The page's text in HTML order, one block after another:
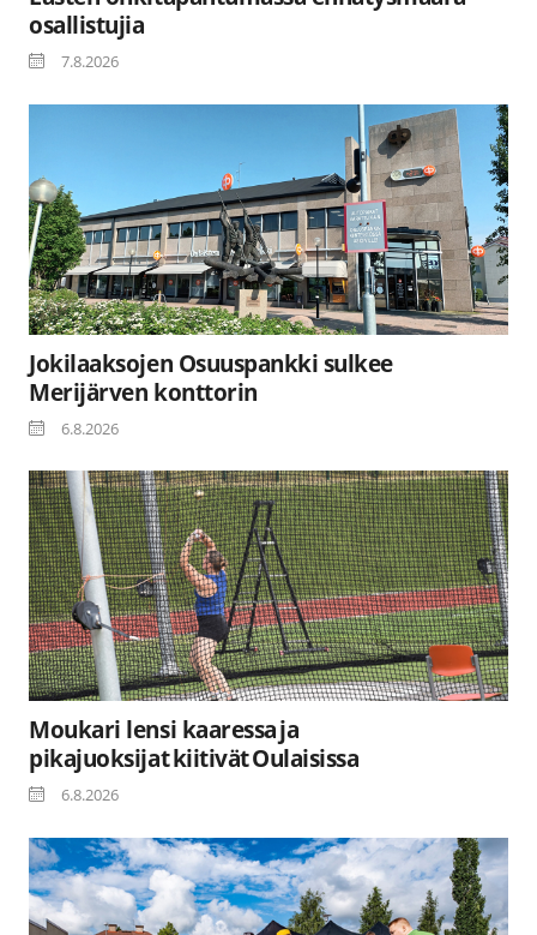
osallistujia
7.8.2026
Jokilaaksojen Osuuspankki sulkee
Merijärven konttorin
6.8.2026
Moukari lensi kaaressa ja
pikajuoksijat kiitivät Oulaisissa
6.8.2026